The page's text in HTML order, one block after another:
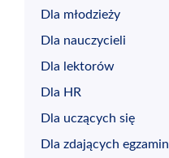
Dla młodzieży
Dla nauczycieli
Dla lektorów
Dla HR
Dla uczących się
Dla zdających egzamin